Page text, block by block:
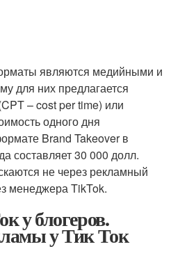
являются медийными и
для них предлагается
– cost per time) или
одного дня
Brand Takeover в
составляет 30 000 долл.
не через рекламный
менеджера TikTok.
у блогеров.
у Тик Ток